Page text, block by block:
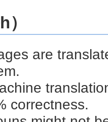
are
correctness.